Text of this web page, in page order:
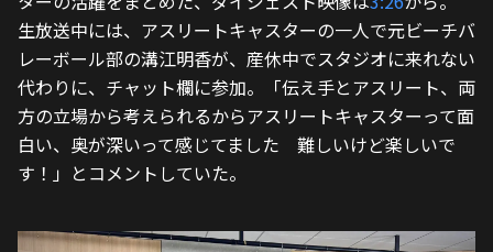
生放送中には、アスリートキャスターの一人で元ビーチバ
レーボール部の溝江明香が、産休中でスタジオに来れない
代わりに、チャット欄に参加。「伝え手とアスリート、両
方の立場から考えられるからアスリートキャスターって面
白い、奥が深いって感じてました　難しいけど楽しいで
す！」とコメントしていた。